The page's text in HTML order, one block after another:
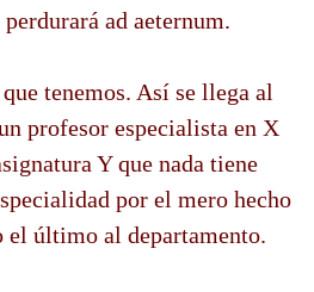
ad aeternum.
tenemos. Así se llega al
profesor especialista en X
Y que nada tiene
por el mero hecho
el último al departamento.